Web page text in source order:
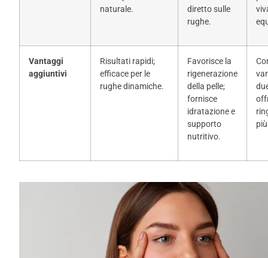
naturale.
diretto sulle
rughe.
Vantaggi
aggiuntivi
Risultati rapidi;
efficace per le
rughe dinamiche.
Favorisce la
rigenerazione
della pelle;
fornisce
idratazione e
supporto
nutritivo.